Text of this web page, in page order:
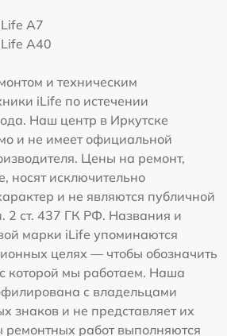
A7
A40
и техническим
iLife по истечении
Наш центр в Иркутске
и не имеет официальной
Цены на ремонт,
носят исключительно
и не являются публичной
2 ст. 437 ГК РФ. Названия и
марки iLife упоминаются
целях — чтобы обозначить
которой мы работаем. Наша
с владельцами
знаков и не представляет их
ремонтных работ выполняются